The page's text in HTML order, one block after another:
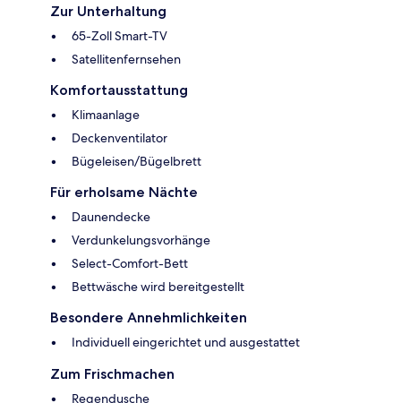
Zur Unterhaltung
65-Zoll Smart-TV
Satellitenfernsehen
Komfortausstattung
Klimaanlage
Deckenventilator
Bügeleisen/Bügelbrett
Für erholsame Nächte
Daunendecke
Verdunkelungsvorhänge
Select-Comfort-Bett
Bettwäsche wird bereitgestellt
Besondere Annehmlichkeiten
Individuell eingerichtet und ausgestattet
Zum Frischmachen
Regendusche